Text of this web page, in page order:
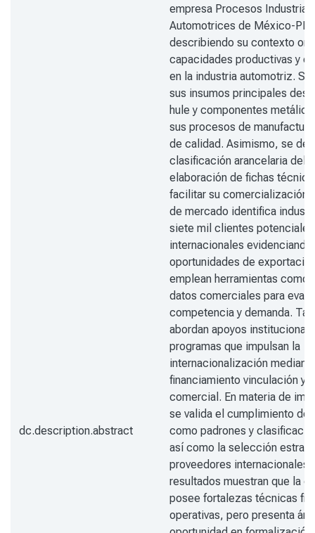
dc.description.abstract
empresa Procesos
Automotrices de México-
describiendo su contexto
capacidades productivas y
en la industria automotriz. Se
sus insumos principales
hule y componentes
sus procesos de
de calidad. Asimismo, se
clasificación arancelaria del
elaboración de fichas
facilitar su comercialización.
de mercado identifica
siete mil clientes potenciales
internacionales evidenciando
oportunidades de
emplean herramientas como
datos comerciales para
competencia y demanda.
abordan apoyos
programas que impulsan la
internacionalización
financiamiento vinculación y
comercial. En materia de
se valida el cumplimiento de
como padrones y
así como la selección
proveedores internacionales.
resultados muestran que la
posee fortalezas técnicas
operativas, pero presenta